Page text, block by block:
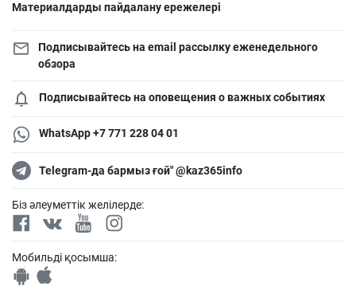
Материалдарды пайдалану ережелері
Подписывайтесь на email рассылку еженедельного
обзора
Подписывайтесь на оповещения о важных событиях
WhatsApp +7 771 228 04 01
Telegram-да бармыз ғой" @kaz365info
Біз әлеуметтік желілерде:
Мобильді қосымша: